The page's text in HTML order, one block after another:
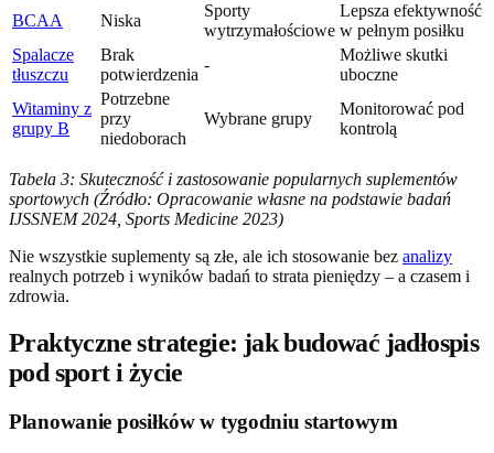
BCAA
Niska
Sporty
wytrzymałościowe
Lepsza efektywność
w pełnym posiłku
Spalacze
tłuszczu
Brak
potwierdzenia
-
Możliwe skutki
uboczne
Witaminy z
grupy B
Potrzebne
przy
niedoborach
Wybrane grupy
Monitorować pod
kontrolą
Tabela 3: Skuteczność i zastosowanie popularnych suplementów
sportowych (Źródło: Opracowanie własne na podstawie badań
IJSSNEM 2024, Sports Medicine 2023)
Nie wszystkie suplementy są złe, ale ich stosowanie bez analizy
realnych potrzeb i wyników badań to strata pieniędzy – a czasem i
zdrowia.
Praktyczne strategie: jak budować jadłospis
pod sport i życie
Planowanie posiłków w tygodniu startowym